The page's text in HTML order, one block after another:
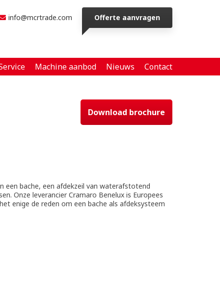
info@mcrtrade.com Offerte aanvragen
Machine aanbod Nieuws Contact
Download brochure
een bache, een afdekzeil van waterafstotend
Onze leverancier Cramaro Benelux is Europees
enige de reden om een bache als afdeksysteem